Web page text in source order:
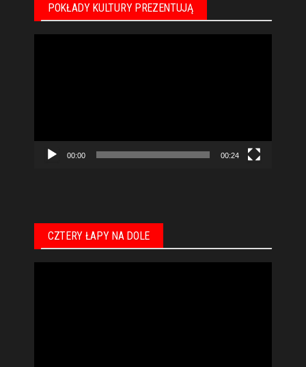
POKŁADY KULTURY PREZENTUJĄ
00:00 00:24
CZTERY ŁAPY NA DOLE